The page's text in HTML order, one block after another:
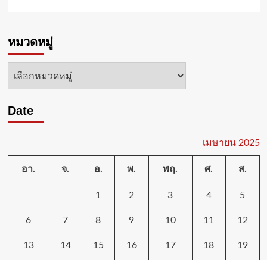
โลก
ร้อน
ด้วย
AI
ด้วย
เพื่อ
ผู้
บกพร่อง
ทาง
หมวดหมู่
หมวด
Date
เมษายน 2025
อา. จ. อ. พ. พฤ. ศ. ส.
1 2 3 4 5
6 7 8 9 10 11 12
13 14 15 16 17 18 19